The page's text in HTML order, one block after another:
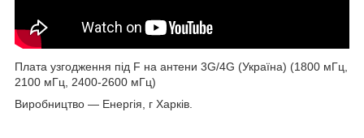
Плата узгодження під F на антени 3G/4G (Україна) (1800 мГц,
2100 мГц, 2400-2600 мГц)
Виробництво — Енергія, г Харків.